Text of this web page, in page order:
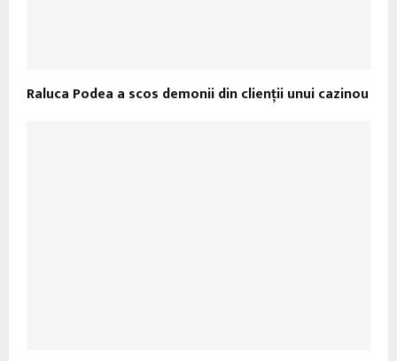
Raluca Podea a scos demonii din clienţii unui cazinou